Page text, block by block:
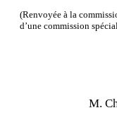
(Renvoyée à la
d’une commission
M.